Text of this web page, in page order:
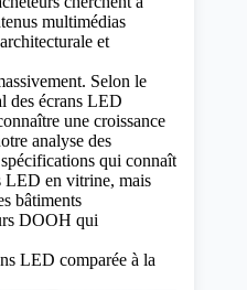
multimédias
et
Selon le
des écrans LED
une croissance
analyse des
qui connaît
LED en vitrine, mais
bâtiments
DOOH qui
LED comparée à la